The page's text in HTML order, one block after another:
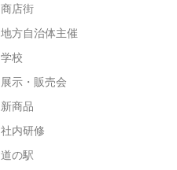
商店街
地方自治体主催
学校
展示・販売会
新商品
社内研修
道の駅